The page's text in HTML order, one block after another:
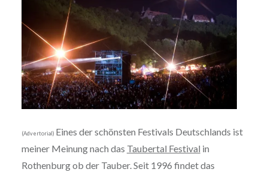
(Advertorial) Eines der schönsten Festivals Deutschlands ist
meiner Meinung nach das Taubertal Festival in
Rothenburg ob der Tauber. Seit 1996 findet das